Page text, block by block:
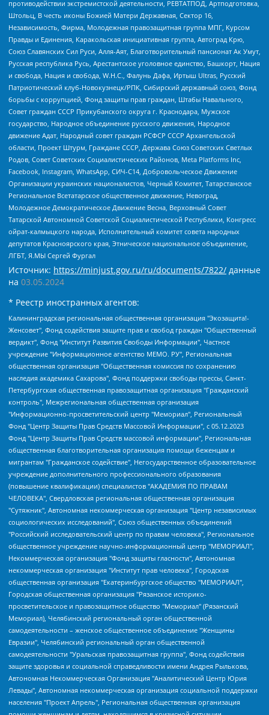
противодействии экстремистской деятельности, РЕВТАТПОД, Артподготовка,
Штольц, В честь иконы Божией Матери Державная, Сектор 16,
Независимость, Фирма, Молодежная правозащитная группа МПГ, Курсом
Правды и Единения, Каракольская инициативная группа, Автоград Крю,
Союз Славянских Сил Руси, Алля-Аят, Благотворительный пансионат Ак Умут,
Русская республика Русь, Арестантское уголовное единство, Башкорт, Нация
и свобода, Нация и свобода, W.H.С., Фалунь Дафа, Иртыш Ultras, Русский
Патриотический клуб-Новокузнецк/РПК, Сибирский державный союз, Фонд
борьбы с коррупцией, Фонд защиты прав граждан, Штабы Навального,
Совет граждан СССР Прикубанского округа г. Краснодара, Мужское
государство, Народное объединение русского движения, Народное
движение Адат, Народный совет граждан РСФСР СССР Архангельской
области, Проект Штурм, Граждане СССР, Держава Союз Советских Светлых
Родов, Совет Советских Социалистических Районов, Meta Platforms Inc,
Facebook, Instagram, WhatsApp, СИЧ-С14, Добровольческое Движение
Организации украинских националистов, Черный Комитет, Татарстанское
Региональное Всетатарское общественное движение, Невоград,
Молодежное Демократическое Движение Весна, Верховный Совет
Татарской Автономной Советской Социалистической Республики, Конгресс
ойрат-калмыцкого народа, Исполнительный комитет совета народных
депутатов Красноярского края, Этническое национальное объединение,
ЛГБТ, Я.МЫ Сергей Фургал
Источник: https://minjust.gov.ru/ru/documents/7822/ данные
на 03.05.2024
* Реестр иностранных агентов:
Калининградская региональная общественная организация "Экозащита!-Женсовет", Фонд содействия защите прав и свобод граждан "Общественный вердикт", Фонд "Институт Развития Свободы Информации", Частное учреждение "Информационное агентство МЕМО. РУ", Региональная общественная организация "Общественная комиссия по сохранению наследия академика Сахарова", Фонд поддержки свободы прессы, Санкт-Петербургская общественная правозащитная организация "Гражданский контроль", Межрегиональная общественная организация "Информационно-просветительский центр "Мемориал", Региональный Фонд "Центр Защиты Прав Средств Массовой Информации", с 05.12.2023 Фонд "Центр Защиты Прав Средств массовой информации", Региональная общественная благотворительная организация помощи беженцам и мигрантам "Гражданское содействие", Негосударственное образовательное учреждение дополнительного профессионального образования (повышение квалификации) специалистов "АКАДЕМИЯ ПО ПРАВАМ ЧЕЛОВЕКА", Свердловская региональная общественная организация "Сутяжник", Автономная некоммерческая организация "Центр независимых социологических исследований", Союз общественных объединений "Российский исследовательский центр по правам человека", Региональное общественное учреждение научно-информационный центр "МЕМОРИАЛ", Некоммерческая организация "Фонд защиты гласности", Автономная некоммерческая организация "Институт прав человека", Городская общественная организация "Екатеринбургское общество "МЕМОРИАЛ", Городская общественная организация "Рязанское историко-просветительское и правозащитное общество "Мемориал" (Рязанский Мемориал), Челябинский региональный орган общественной самодеятельности – женское общественное объединение "Женщины Евразии", Челябинский региональный орган общественной самодеятельности "Уральская правозащитная группа", Фонд содействия защите здоровья и социальной справедливости имени Андрея Рылькова, Автономная Некоммерческая Организация "Аналитический Центр Юрия Левады", Автономная некоммерческая организация социальной поддержки населения "Проект Апрель", Региональная общественная организация помощи женщинам и детям, находящимся в кризисной ситуации "Информационно-методический центр "Анна", Фонд содействия развитию массовых коммуникаций и правовому просвещению "Так-так-Так", Фонд содействия устойчивому развитию "Серебряная тайга", Свердловский региональный общественный фонд социальных проектов "Новое время", "Idel.Реалии", Кавказ.Реалии, Крым.Реалии, Телеканал Настоящее Время, Татаро-башкирская служба Радио Свобода (Azatliq Radiosi), Радио Свободная Европа/Радио Свобода (PCE/PC), "Сибирь.Реалии", "Фактограф", Благотворительный фонд помощи осужденным и их семьям, Автономная некоммерческая организация "Институт глобализации и социальных движений", Фонд "В защиту прав заключенных", Частное учреждение "Центр поддержки и содействия развитию средств массовой информации", Пензенский региональный общественный благотворительный фонд "Гражданский союз", "Север.Реалии", Некоммерческая организация Фонд "Правовая инициатива", Общество с ограниченной ответственностью "Радио Свободная Европа/Радио Свобода", Чешское информационное агентство "MEDIUM-ORIENT", Красноярская региональная общественная организация "Мы против СПИДа", Камалягин Денис Николаевич, Маркелов Сергей Евгеньевич, Пономарев Лев Александрович, Савицкая Людмила Алексеевна, Автономная некоммерческая организация "Центр по работе с проблемой насилия "НАСИЛИЮ.НЕТ", Межрегиональный профессиональный союз работников здравоохранения "Альянс врачей", Юридическое лицо, зарегистрированное в Латвийской Республике, SIA "Medusa Project" (регистрационный номер 40103797863, дата регистрации 10.06.2014), Некоммерческая организация "Фонд по борьбе с коррупцией", Автономная некоммерческая организация "Институт права и публичной политики", Баданин Роман Сергеевич, Гликин Максим Александрович, Железнова Мария Михайловна, Лукьянова Юлия Сергеевна, Маетная Елизавета Витальевна, Маняхин Петр Борисович, Чуракова Ольга Владимировна, Ярош Юлия Петровна, Юридическое лицо "The Insider SIA", зарегистрированное в Риге, Латвийская Республика (дата регистрации 26.06.2015), являющееся администратором доменного имени интернет-издания "The Insider SIA", https://theins.ru, Постернак Алексей Евгеньевич, Рубин Михаил Аркадьевич, Анин Роман Александрович, Юридическое лицо Istories fonds, зарегистрированное в Латвийской Республике (регистрационный номер 50008295751, дата регистрации 24.02.2020), Великовский Дмитрий Александрович, Долинина Ирина Николаевна, Мароховская Алеся Алексеевна, Шлейнов Роман Юрьевич, Шмагун Олеся Валентиновна, Общество с ограниченной ответственностью "Альтаир 2021", Общество с ограниченной ответственностью "Вега 2021", Общество с ограниченной ответственностью "Главный редактор 2021", Общество с ограниченной ответственностью "Ромашки монолит", Важенков Артем Валерьевич, Ивановская областная общественная организация "Центр гендерных исследований", Гурман Юрий Альбертович, Медиапроект "ОВД-Инфо", Егоров Владимир Владимирович, Жилинский Владимир Александрович, Общество с ограниченной ответственностью "ЗП", Иванова София Юрьевна, Карезина Инна Павловна, Кильтау Екатерина Викторовна, Петров Алексей Викторович, Пискунов Сергей Евгеньевич, Смирнов Сергей Сергеевич, Тихонов Михаил Сергеевич, Общество с ограниченной ответственностью "ЖУРНАЛИСТ-ИНОСТРАННЫЙ АГЕНТ", Арапова Галина Юрьевна, Вольтская Татьяна Анатольевна, Американская компания "Mason G.E.S. Anonymous Foundation" (США), являющаяся владельцем интернет-издания https://mnews.world/, Компания "Stichting Bellingcat", зарегистрированная в Нидерландах (дата регистрации 11.07.2018), Захаров Андрей Вячеславович, Клепиковская Екатерина Дмитриевна, Общество с ограниченной ответственностью "МЕМО", Перл Роман Александрович, Симонов Евгений Алексеевич, Соловьева Елена Анатольевна, Сотников Даниил Владимирович, Сурначева Елизавета Дмитриевна, Автономная некоммерческая организация по защите прав человека и информированию населения "Якутия – Наше Мнение", Общество с ограниченной ответственностью "Москоу диджитал медиа", с 26.01.2023 Общество с ограниченной ответственностью "Чайка Белые сады", Ветошкина Валерия Валерьевна, Заговора Максим Александрович, Межрегиональное общественное движение "Российская ЛГБТ - сеть", Оленичев Максим Владимирович, Павлов Иван Юрьевич, Скворцова Елена Сергеевна, Общество с ограниченной ответственностью "Как бы инагент", Кочетков Игорь Викторович, Общество с ограниченной ответственностью "Честные выборы", Еланчик Олег Александрович, Общество с ограниченной ответственностью "Нобелевский призыв", Гималова Регина Эмилевна, Григорьев Андрей Валерьевич, Григорьева Алина Александровна, Ассоциация по содействию защите прав призывников, альтернативнослужащих и военнослужащих "Правозащитная группа "Гражданин.Армия.Право", Хисамова Регина Фаритовна, Автономная некоммерческая организация по реализации социально-правовых программ "Лилит", Дальневосточное общественное движение "Маяк", Санкт-Петербургская ЛГБТ-инициативная группа "Выход", Инициативная группа ЛГБТ+ "Реверс", Алексеев Андрей Викторович, Бекбулатова Таисия Львовна, Беляев Иван Михайлович, Владыкина Елена Сергеевна, Гельман Марат Александрович, Никульшина Вероника Юрьевна, Толоконникова Надежда Андреевна, Шендерович Виктор Анатольевич, Общество с ограниченной ответственностью "Данное сообщение", Общество с ограниченной ответственностью Издательский дом "Новая глава", Айнбиндер Александра Александровна, Московский комьюнити-центр для ЛГБТ+инициатив, Благотворительный фонд развития филантропии, Deutsche Welle (Германия, Kurt-Schumacher-Strasse 3, 53113 Bonn), Борзунова Мария Михайловна, Воробьев Виктор Викторович, Голубева Анна Львовна, Константинова Алла Михайловна, Малкова Ирина Владимировна, Мурадов Мурад Абдулгалимович, Осетинская Елизавета Николаевна, Понасенков Евгений Николаевич, Ганапольский Матвей Юрьевич, Киселев Евгений Алексеевич, Борухович Ирина Григорьевна, Дремин Иван Тимофеевич, Дубровский Дмитрий Викторович, Красноярская региональная общественная организация поддержки и развития альтернативных образовательных технологий и межкультурных коммуникаций "ИНТЕРРА", Маяковская Екатерина Алексеевна, Фейгин Марк Захарович, Филимонов Андрей Викторович, Дзугкоева Регина Николаевна, Доброхотов Роман Александрович, Дудь Юрий Александрович, Елкин Сергей Владимирович, Кругликов Кирилл Игоревич, Сабунаева Мария Леонидовна, Семенов Алексей Владимирович, Шаинян Карен Багратович, Шульман Екатерина Михайловна, Асафьев Артур Валерьевич, Вахштайн Виктор Семенович, Венедиктов Алексей Алексеевич, Лушникова Екатерина Евгеньевна, Волков Леонид Михайлович, Невзоров Александр Глебович, Пархоменко Сергей Борисович, Сироткин Ярослав Николаевич, Кара-Мурза Владимир Владимирович, Баранова Наталья Владимировна, Гозман Леонид Яковлевич, Кагарлицкий Борис Юльевич, Климарев Михаил Валерьевич, Милов Владимир Станиславович, Автономная некоммерческая организация Краснодарский центр современного искусства "Типография", Моргенштерн Алишер Тагирович, Соболь Любовь Эдуардовна, Общество с ограниченной ответственностью "ЛИЗА НОРМ", Каспаров Гарри Кимович, Ходорковский Михаил Борисович, Общество с ограниченной ответственностью "Апрельские тезисы", Данилович Ирина Брониславовна, Кашин Олег Владимирович, Петров Николай Владимирович, Пивоваров Алексей Владимирович, Соколов Михаил Владимирович, Цветкова Юлия Владимировна, Чичваркин Евгений Александрович, Комитет против пыток/Команда против пыток, Общество с ограниченной ответственностью "Первый научный", Общество с ограниченной ответственностью "Вертолет и ко", Белоцерковская Вероника Борисовна, Кац Максим Евгеньевич, Лазарева Татьяна Юрьевна, Шаведдинов Руслан Табризович, Яшин Илья Валерьевич, Общество с ограниченной ответственностью "Иноагент ААВ", Алешковский Дмитрий Петрович, Альбац Евгения Марковна, Быков Дмитрий Львович, Галямина Юлия Евгеньевна, Лойко Сергей Леонидович, Мартынов Кирилл Константинович, Медведев Сергей Александрович, Крашенинников Федор Геннадиевич, Гордеева Катерина Вл